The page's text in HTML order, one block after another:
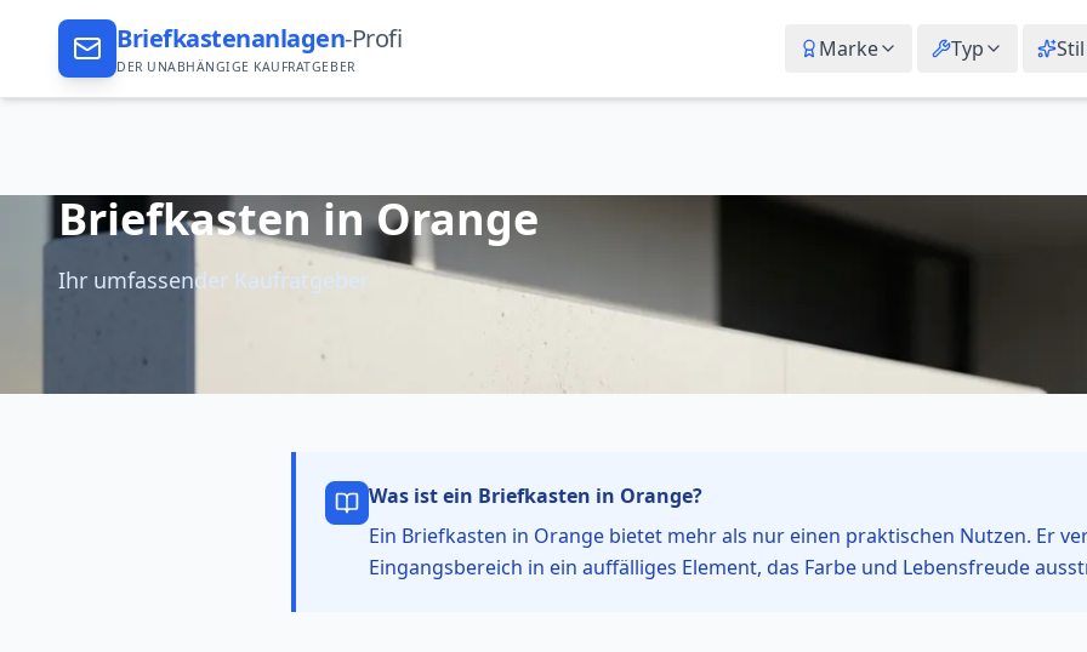
Briefkastenanlagen-Profi
DER UNABHÄNGIGE KAUFRATGEBER
Marke Typ Stil
Briefkasten in Orange
Ihr umfassender Kaufratgeber
Was ist ein Briefkasten in Orange?
Ein Briefkasten in Orange bietet mehr als nur einen praktischen Nutzen. Er
Eingangsbereich in ein auffälliges Element, das Farbe und Lebensfreude